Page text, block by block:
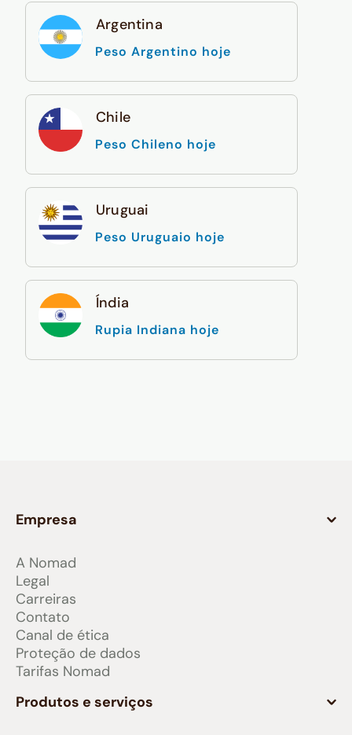
Argentina
Peso Argentino hoje
Chile
Peso Chileno hoje
Uruguai
Peso Uruguaio hoje
Índia
Rupia Indiana hoje
Empresa
A Nomad
Legal
Carreiras
Contato
Canal de ética
Proteção de dados
Tarifas Nomad
Produtos e serviços